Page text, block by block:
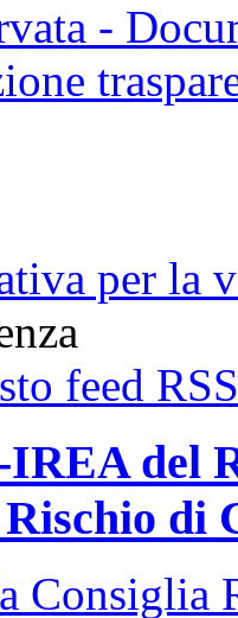
-
per la
feed RSS
del
di
Consiglia